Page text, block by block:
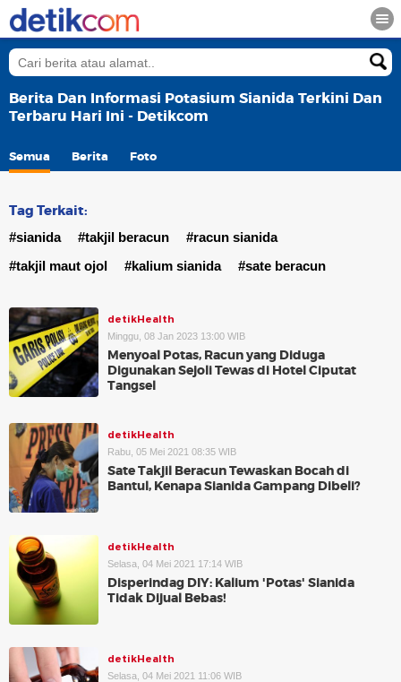
Berita Dan Informasi Potasium Sianida Terkini Dan
Terbaru Hari Ini - Detikcom
Semua Berita Foto
Tag Terkait:
#sianida #takjil beracun
#racun sianida
#takjil maut ojol
#kalium sianida #sate beracun
detikHealth
Minggu, 08 Jan 2023 13:00 WIB
Menyoal Potas, Racun yang Diduga
Digunakan Sejoli Tewas di Hotel Ciputat
Tangsel
detikHealth
Rabu, 05 Mei 2021 08:35 WIB
Sate Takjil Beracun Tewaskan Bocah di
Bantul, Kenapa Sianida Gampang Dibeli?
detikHealth
Selasa, 04 Mei 2021 17:14 WIB
Disperindag DIY: Kalium 'Potas' Sianida
Tidak Dijual Bebas!
detikHealth
Selasa, 04 Mei 2021 11:06 WIB